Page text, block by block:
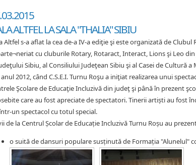
ALTFEL LA SALA "THALIA" SIBIU
Altfel s-a aflat la cea de-a IV-a ediţie şi este organizată de
cu cluburile Rotary, Rotaract, Interact, Lions şi Leo
Sibiu, al Consiliului Judeţean Sibiu şi al Casei de Cultură
2012, când C.S.E.I. Turnu Roşu a iniţiat realizarea unui
Şcolare de Educaţie Incluzivă din judeţ şi până în prezent
care au fost apreciate de spectatori. Tinerii artiști au fost
un spectacol cu totul special.
de la Centrul Școlar de Educație Incluzivă Turnu Roșu au
o suită de dansuri populare susținută de Formația "Alunelul"